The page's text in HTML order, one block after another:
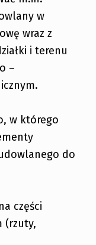
w
wraz z
i terenu
–
w którego
do
części
(rzuty,